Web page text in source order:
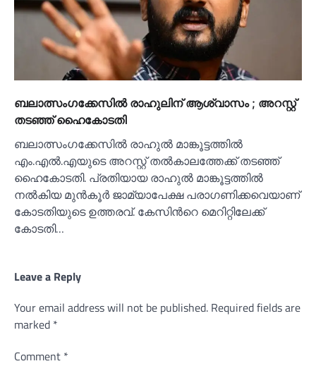
ബലാത്സംഗക്കേസില്‍ രാഹുലിന് ആശ്വാസം ; അറസ്റ്റ്
തടഞ്ഞ് ഹൈകോടതി
ബലാത്സംഗക്കേസില്‍ രാഹുല്‍ മാങ്കൂട്ടത്തില്‍
എം.എല്‍.എയുടെ അറസ്റ്റ് തല്‍കാലത്തേക്ക് തടഞ്ഞ്
ഹൈകോടതി. പ്രതിയായ രാഹുല്‍ മാങ്കൂട്ടത്തില്‍
നല്‍കിയ മുന്‍കൂര്‍ ജാമ്യാപേക്ഷ പരാഗണിക്കവെയാണ്
കോടതിയുടെ ഉത്തരവ്. കേസിന്‍റെ മെറിറ്റിലേക്ക്
കോടതി…
Leave a Reply
Your email address will not be published. Required fields are
marked *
Comment *